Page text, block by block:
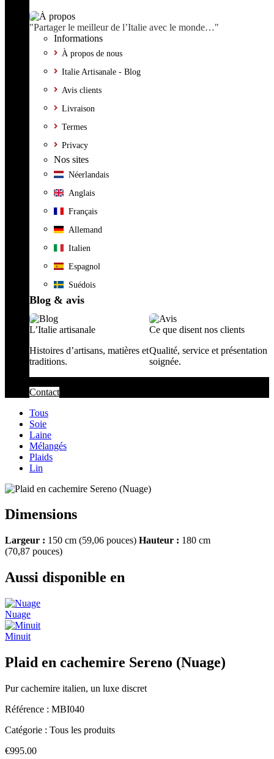
"Partager le meilleur de l’Italie avec le monde…"
Informations
À propos de nous
Italie Artisanale - Blog
Avis clients
Livraison
Termes
Privacy
Nos sites
Néerlandais
Anglais
Français
Allemand
Italien
Espagnol
Suédois
Blog & avis
L’Italie artisanale
Histoires d’artisans, matières et
traditions.
Ce que disent nos clients
Qualité, service et présentation
soignée.
Contact
Tous
Soie
Laine
Mélangés
Plaids
Lin
Dimensions
Largeur : 150 cm (59,06 pouces) Hauteur : 180 cm
(70,87 pouces)
Aussi disponible en
Nuage
Minuit
Plaid en cachemire Sereno (Nuage)
Pur cachemire italien, un luxe discret
Référence : MBI040
Catégorie : Tous les produits
€995.00